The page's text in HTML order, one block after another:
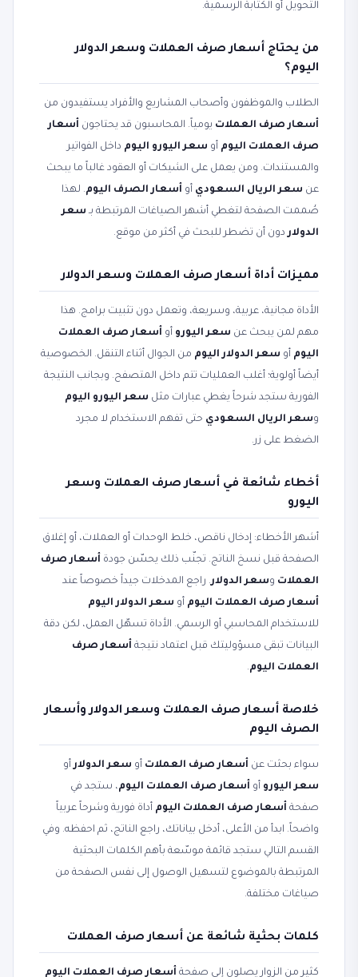
التحويل أو الكتابة الرسمية.
من يحتاج أسعار صرف العملات وسعر الدولار
اليوم؟
الطلاب والموظفون وأصحاب المشاريع والأفراد يستفيدون من
أسعار صرف العملات يومياً. المحاسبون قد يحتاجون أسعار
صرف العملات اليوم أو سعر اليورو اليوم داخل الفواتير
والمستندات. ومن يعمل على الشيكات أو العقود غالباً ما يبحث
عن سعر الريال السعودي أو أسعار الصرف اليوم. لهذا
صُممت الصفحة لتغطي أشهر الصياغات المرتبطة بـ سعر
الدولاردون أن تضطر للبحث في أكثر من موقع.
مميزات أداة أسعار صرف العملات وسعر الدولار
الأداة مجانية، عربية، وسريعة، وتعمل دون تثبيت برامج. هذا
مهم لمن يبحث عن سعر اليورو أو أسعار صرف العملات
اليوم أو سعر الدولار اليوم من الجوال أثناء التنقل. الخصوصية
أيضاً أولوية؛ أغلب العمليات تتم داخل المتصفح. وبجانب النتيجة
الفورية ستجد شرحاً يغطي عبارات مثل سعر اليورو اليوم
وسعر الريال السعودي حتى تفهم الاستخدام لا مجرد
الضغط على زر.
أخطاء شائعة في أسعار صرف العملات وسعر
اليورو
أشهر الأخطاء: إدخال ناقص، خلط الوحدات أو العملات، أو إغلاق
الصفحة قبل نسخ الناتج. تجنّب ذلك يحسّن جودة أسعار صرف
العملات وسعر الدولار. راجع المدخلات جيداً خصوصاً عند
أسعار صرف العملات اليوم أو سعر الدولار اليوم
للاستخدام المحاسبي أو الرسمي. الأداة تسهّل العمل، لكن دقة
البيانات تبقى مسؤوليتك قبل اعتماد نتيجة أسعار صرف
العملات اليوم.
خلاصة أسعار صرف العملات وسعر الدولار وأسعار
الصرف اليوم
سواء بحثت عن أسعار صرف العملات أو سعر الدولارأو
سعر اليورو أو أسعار صرف العملات اليوم، ستجد في
صفحة أسعار صرف العملات اليوم أداة فورية وشرحاً عربياً
واضحاً. ابدأ من الأعلى، أدخل بياناتك، راجع الناتج، ثم احفظه. وفي
القسم التالي ستجد قائمة موسّعة بأهم الكلمات البحثية
المرتبطة بالموضوع لتسهيل الوصول إلى نفس الصفحة من
صياغات مختلفة.
كلمات بحثية شائعة عن أسعار صرف العملات
كثير من الزوار يصلون إلى صفحة أسعار صرف العملات اليوم